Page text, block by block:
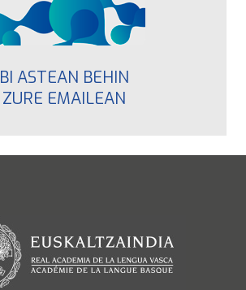
BI ASTEAN BEHIN
ZURE EMAILEAN